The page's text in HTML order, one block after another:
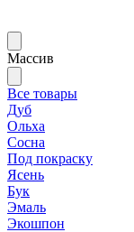
Массив
Все товары
Дуб
Ольха
Сосна
Под покраску
Ясень
Бук
Эмаль
Экошпон